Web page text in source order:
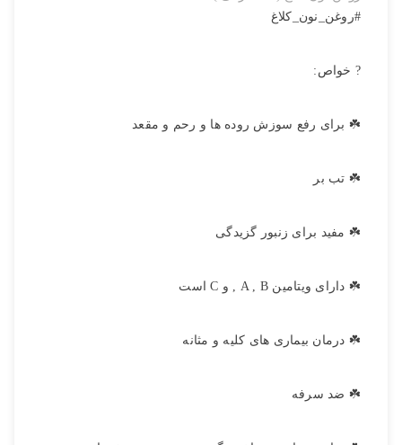
#روغن_نون_کلاغ
? خواص:
☘️ برای رفع سوزش روده ها و رحم و مقعد
☘️ تب بر
☘️ مفید برای زنبور گزیدگی
☘️ دارای ویتامین A , B , و C است
☘️ درمان بیماری های کلیه و مثانه
☘️ ضد سرفه